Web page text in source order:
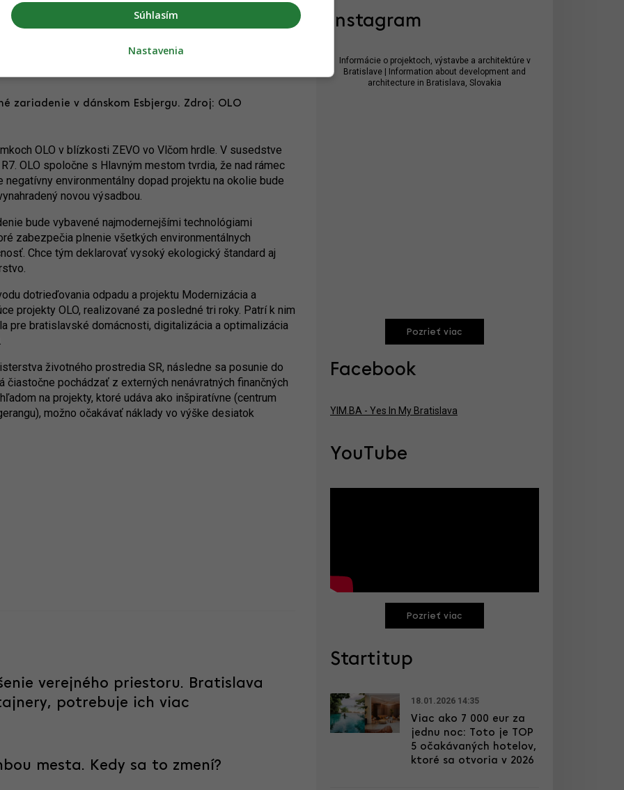
odpadu. Mesto tak očakáva, že sa zlepší
zariadenie v dánskom Esbjergu. Zdroj: OLO
OLO v blízkosti ZEVO vo Vlčom hrdle. V susedstve
OLO spoločne s Hlavným mestom tvrdia, že nad rámec
environmentálny dopad projektu na okolie bude
novou výsadbou.
bude vybavené najmodernejšími technológiami
zabezpečia plnenie všetkých environmentálnych
Chce tým deklarovať vysoký ekologický štandard aj
dotrieďovania odpadu a projektu Modernizácia a
projekty OLO, realizované za posledné tri roky. Patrí k nim
pre bratislavské domácnosti, digitalizácia a optimalizácia
životného prostredia SR, následne sa posunie do
čiastočne pochádzať z externých nenávratných finančných
na projekty, ktoré udáva ako inšpiratívne (centrum
možno očakávať náklady vo výške desiatok
verejného priestoru. Bratislava
potrebuje ich viac
mesta. Kedy sa to zmení?
Instagram
Informácie o projektoch, výstavbe a architektúre v
Bratislave | Information about development and
architecture in Bratislava, Slovakia
Pozrieť viac
Facebook
YIM.BA - Yes In My Bratislava
YouTube
Pozrieť viac
Startitup
18.01.2026 14:35
Viac ako 7 000 eur za
jednu noc: Toto je TOP
5 očakávaných hotelov,
ktoré sa otvoria v 2026
Súhlasím
Nastavenia